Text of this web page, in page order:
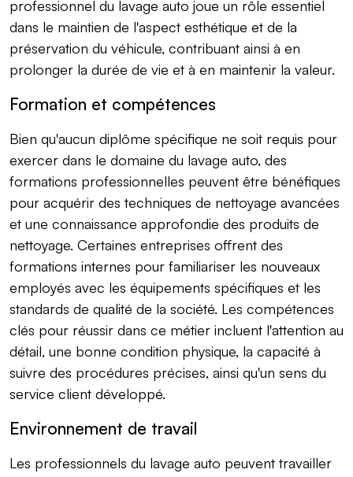
professionnel du lavage auto joue un rôle essentiel
dans le maintien de l'aspect esthétique et de la
préservation du véhicule, contribuant ainsi à en
prolonger la durée de vie et à en maintenir la valeur.
Formation et compétences
Bien qu'aucun diplôme spécifique ne soit requis pour
exercer dans le domaine du lavage auto, des
formations professionnelles peuvent être bénéfiques
pour acquérir des techniques de nettoyage avancées
et une connaissance approfondie des produits de
nettoyage. Certaines entreprises offrent des
formations internes pour familiariser les nouveaux
employés avec les équipements spécifiques et les
standards de qualité de la société. Les compétences
clés pour réussir dans ce métier incluent l'attention au
détail, une bonne condition physique, la capacité à
suivre des procédures précises, ainsi qu'un sens du
service client développé.
Environnement de travail
Les professionnels du lavage auto peuvent travailler